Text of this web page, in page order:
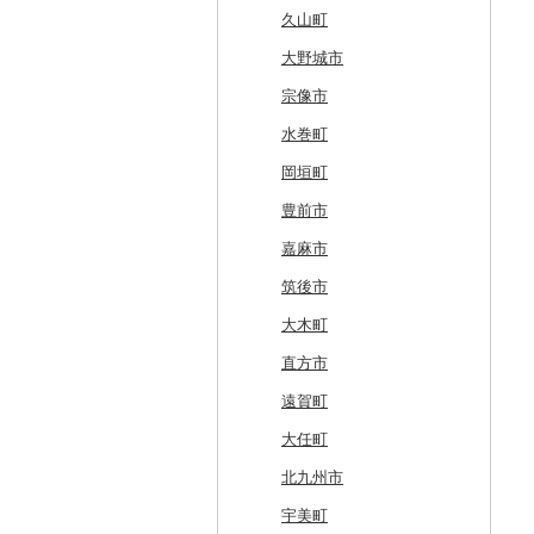
奥尻町
網走市
浦河町
広尾町
中札内村
滝川市
比布町
鶴居村
釧路市
苫前町
当別町
占冠村
上士幌町
平取町
外ヶ浜町
つがる市
弘前市
鰺ヶ沢町
むつ市
田舎館村
青森県（県庁）
三沢市
西目屋村
北上市
平泉町
洋野町
大船渡市
山田町
大槌町
女川町
気仙沼市
美里町
松島町
大和町
大郷町
南三陸町
仙台市
大河原町
角田市
涌谷町
東松島市
鹿角市
大仙市
八郎潟町
戸沢村
舟形町
最上町
真室川町
寒河江市
西川町
高畠町
山形市
三川町
大江町
米沢市
三春町
本宮市
柳津町
鮫川村
福島市
新地町
葛尾村
三島町
桑折町
矢吹町
国見町
檜枝岐村
喜多方市
南相馬市
笠間市
行方市
結城市
城里町
水戸市
鉾田市
桜川市
石岡市
茨城県（県庁）
坂東市
小美玉市
日立市
大子町
鹿嶋市
芳賀町
野木町
藤岡市
邑楽町
板倉町
嬬恋村
草津町
高崎市
群馬県（県庁）
大泉町
長野原町
中之条町
日高市
蓮田市
川越市
宮代町
吉見町
東松山市
入間市
志木市
北本市
桶川市
加須市
三郷市
八潮市
越生町
東庄町
館山市
大網白里市
一宮町
佐倉市
木更津市
茂原市
野田市
山武市
鴨川市
印西市
神崎町
船橋市
千葉市
多摩市
稲城市
世田谷区
日の出町
板橋区
渋谷区
千代田区
新宿区
江東区
青梅市
国立市
品川区
福生市
小平市
横須賀市
三浦市
大磯町
箱根町
横浜市
茅ヶ崎市
川崎市
厚木市
海老名市
相模原市
座間市
二宮町
村上市
妙高市
聖籠町
刈羽村
湯沢町
新潟市
早川町
南部町
昭和町
甲府市
甲州市
丹波山村
立科町
東御市
中野市
豊丘村
売木村
小諸市
木曽町
箕輪町
駒ヶ根市
王滝村
千曲市
辰野町
茅野市
喬木村
高山市
郡上市
白川村
御嵩町
海津市
関ケ原町
七宗町
笠松町
東白川村
土岐市
岐阜県（県庁）
下呂市
多治見市
垂井町
熱海市
掛川市
伊豆の国市
小山町
森町
川根本町
富士市
御前崎市
東伊豆町
西伊豆町
清水町
南伊豆町
松崎町
湖西市
蒲郡市
東郷町
犬山市
弥富市
東海市
新城市
春日井市
瀬戸市
大府市
半田市
あま市
岩倉市
小牧市
愛西市
名張市
東員町
玉城町
南山城村
京都市
舞鶴市
和束町
八幡市
京田辺市
向日市
松原市
柏原市
羽曳野市
大阪府（府庁）
吹田市
河南町
和泉市
高槻市
豊中市
箕面市
太子町
岬町
千早赤阪村
東大阪市
養父市
南あわじ市
洲本市
猪名川町
尼崎市
加西市
宝塚市
淡路市
丹波篠山市
香美町
芦屋市
神戸市
川西市
三田市
斑鳩町
平群町
黒滝村
御所市
上牧町
明日香村
吉野町
奈良市
大和郡山市
野迫川村
葛城市
三宅町
生駒市
東吉野村
紀の川市
上富田町
白浜町
由良町
すさみ町
日高町
有田川町
印南町
和歌山県（県庁）
みなべ町
かつらぎ町
田辺市
北山村
串本町
新庄村
高梁市
勝央町
倉敷市
矢掛町
鏡野町
安芸高田市
佐那河内村
北島町
吉野川市
南国市
仁淀川町
大月町
三原村
香南市
大豊町
田野町
高知市
東洋町
越知町
安芸市
本山町
土佐清水市
北川村
久山町
大野城市
宗像市
水巻町
岡垣町
豊前市
嘉麻市
筑後市
大木町
直方市
遠賀町
大任町
北九州市
宇美町